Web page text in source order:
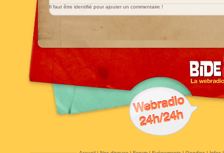
Il faut être identifié pour ajouter un commentaire !